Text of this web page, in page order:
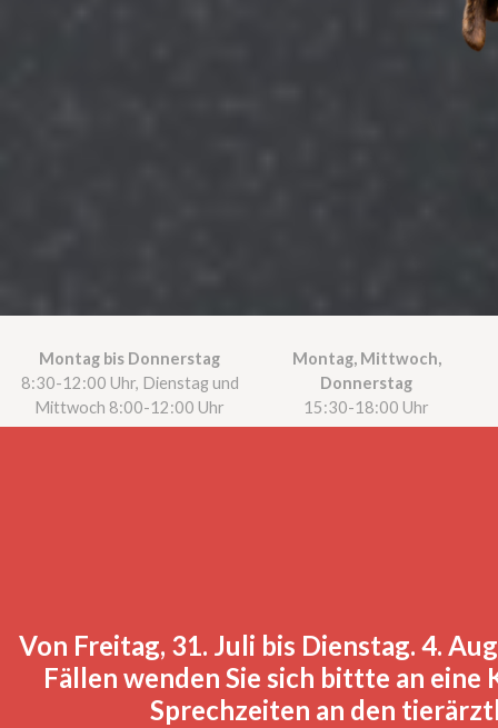
Montag bis Donnerstag
8:30-12:00 Uhr, Dienstag und
Mittwoch 8:00-12:00 Uhr
Montag, Mittwoch,
Donnerstag
15:30-18:00 Uhr
Von Freitag, 31. Juli bis Dienstag. 4.
Fällen wenden Sie sich bittte an
Sprechzeiten an den